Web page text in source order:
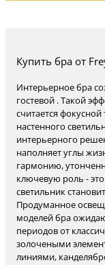
Купить бра от
Интерьерное бра
гостевой . Такой
считается
настенного
интерьерного
наполняет углы
гармонию,
ключевую роль -
светильник
Продуманное
моделей бра
периодов от
золочеными
линиями,